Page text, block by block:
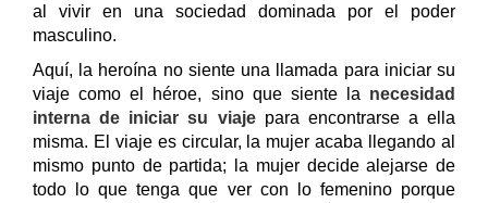
al vivir en una sociedad dominada por el poder
masculino.
Aquí, la heroína no siente una llamada para iniciar su
viaje como el héroe, sino que siente la necesidad
interna de iniciar su viajepara encontrarse a ella
misma. El viaje es circular, la mujer acaba llegando al
mismo punto de partida; la mujer decide alejarse de
todo lo que tenga que ver con lo femenino porque